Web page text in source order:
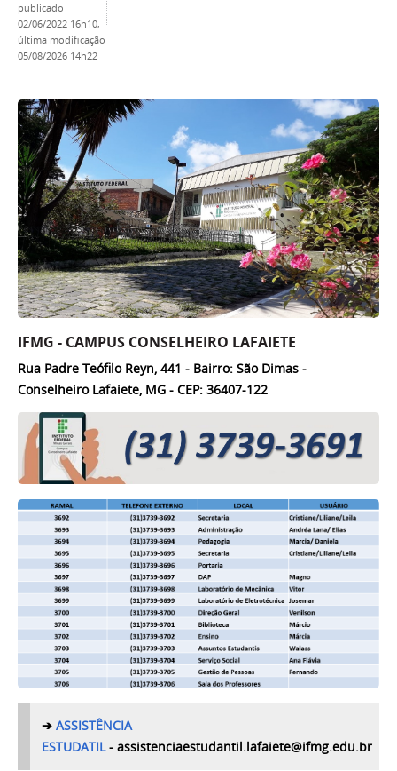
publicado
02/06/2022 16h10,
última modificação
05/08/2026 14h22
IFMG - CAMPUS CONSELHEIRO LAFAIETE
Rua Padre Teófilo Reyn, 441 - Bairro: São Dimas -
Conselheiro Lafaiete, MG - CEP: 36407-122
➔ASSISTÊNCIA
ESTUDATIL- assistenciaestudantil.lafaiete@ifmg.edu.br